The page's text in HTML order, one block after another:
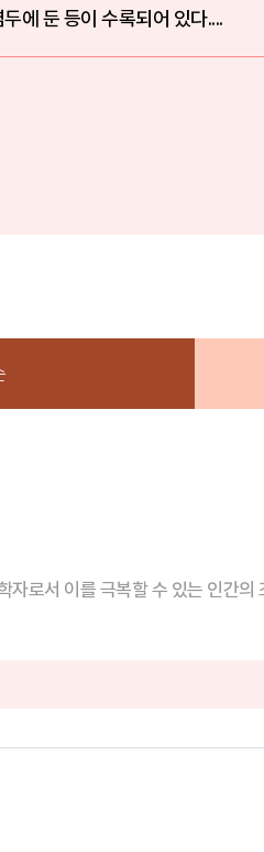
담겨 있는 작품 , 모든 가치의 전도라는 과제를 염두에 둔 등이 수록되어 있다....
로서 이를 극복할 수 있는 인간의